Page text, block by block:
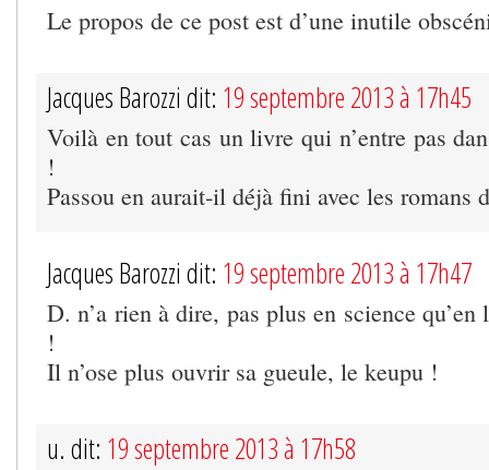
Le propos de ce post est d’une inutile
Jacques Barozzi dit: 19 septembre 2013 à 17h45
Voilà en tout cas un livre qui n’entre pas
!
Passou en aurait-il déjà fini avec les romans
Jacques Barozzi dit: 19 septembre 2013 à 17h47
D. n’a rien à dire, pas plus en science
!
Il n’ose plus ouvrir sa gueule, le keupu !
u. dit: 19 septembre 2013 à 17h58